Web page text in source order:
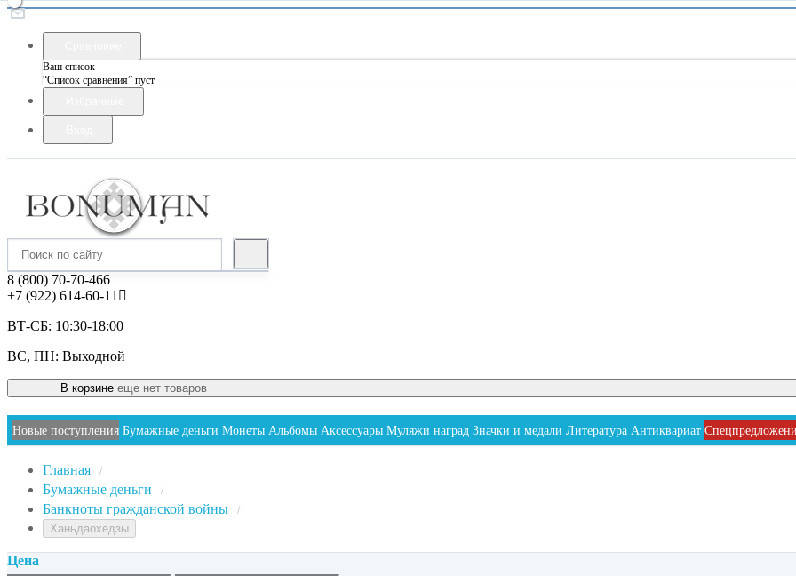
Ваш список
“Список сравнения” пуст
8 (800) 70-70-466
+7 (922) 614-60-11
ВТ-СБ: 10:30-18:00
ВС, ПН: Выходной
В корзине еще нет товаров
Новые поступления Бумажные деньги Монеты Альбомы Аксессуары Муляжи наград Значки и медали Литература Антиквариат
Главная /
Бумажные деньги /
Банкноты гражданской войны /
Ханьдаохедзы
Цена